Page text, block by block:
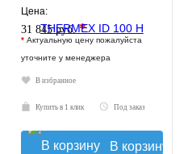
Цена:
31 845 руб.*
* Актуальную цену пожалуйста
уточните у менеджера
В избранное
Купить в 1 клик Под заказ
В корзину